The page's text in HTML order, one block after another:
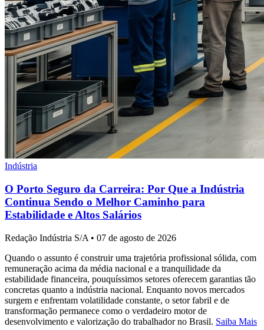
Indústria
O Porto Seguro da Carreira: Por Que a Indústria
Continua Sendo o Melhor Caminho para
Estabilidade e Altos Salários
Redação Indústria S/A • 07 de agosto de 2026
Quando o assunto é construir uma trajetória profissional sólida, com
remuneração acima da média nacional e a tranquilidade da
estabilidade financeira, pouquíssimos setores oferecem garantias tão
concretas quanto a indústria nacional. Enquanto novos mercados
surgem e enfrentam volatilidade constante, o setor fabril e de
transformação permanece como o verdadeiro motor de
desenvolvimento e valorização do trabalhador no Brasil. Saiba Mais